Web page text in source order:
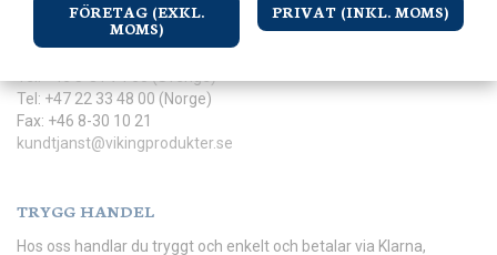
FÖRETAG (EXKL.
MOMS)
PRIVAT (INKL. MOMS)
KONTAKTA OSS
Tel: +46 8-31 74 60 (Sverige)
Tel: +47 22 33 48 00 (Norge)
Fax: +46 8-30 10 21
kundtjanst@vikingprodukter.se
TRYGG HANDEL
Hos oss handlar du tryggt och enkelt och betalar via Klarna,